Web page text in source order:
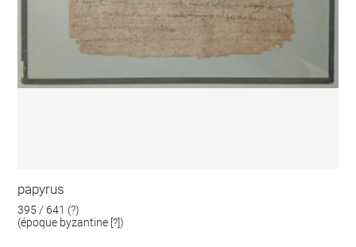
papyrus
395 / 641 (?)
(époque byzantine [?])